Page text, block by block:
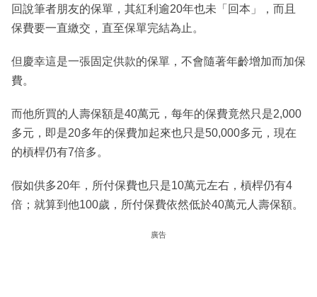
回說筆者朋友的保單，其紅利逾20年也未「回本」，而且
保費要一直繳交，直至保單完結為止。
但慶幸這是一張固定供款的保單，不會隨著年齡增加而加保
費。
而他所買的人壽保額是40萬元，每年的保費竟然只是2,000
多元，即是20多年的保費加起來也只是50,000多元，現在
的槓桿仍有7倍多。
假如供多20年，所付保費也只是10萬元左右，槓桿仍有4
倍；就算到他100歲，所付保費依然低於40萬元人壽保額。
廣告